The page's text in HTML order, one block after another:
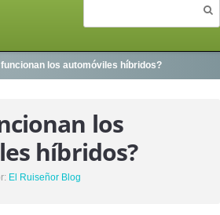
los automóviles híbridos?
los
híbridos?
El Ruiseñor Blog